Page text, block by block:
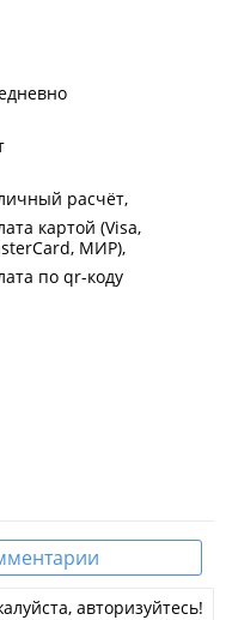
расчёт
картой (Visa,
МИР)
по qr-коду
авторизуйтесь!